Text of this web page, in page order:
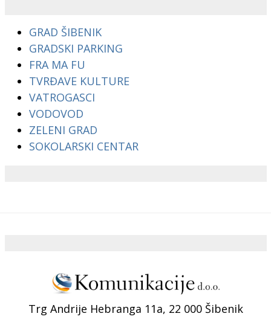
GRAD ŠIBENIK
GRADSKI PARKING
FRA MA FU
TVRĐAVE KULTURE
VATROGASCI
VODOVOD
ZELENI GRAD
SOKOLARSKI CENTAR
Trg Andrije Hebranga 11a, 22 000 Šibenik